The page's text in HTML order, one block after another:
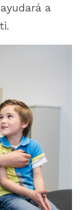
a